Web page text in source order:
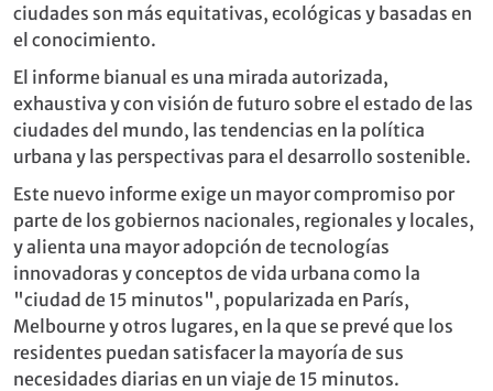
ciudades son más equitativas, ecológicas y basadas en
el conocimiento.
El informe bianual es una mirada autorizada,
exhaustiva y con visión de futuro sobre el estado de las
ciudades del mundo, las tendencias en la política
urbana y las perspectivas para el desarrollo sostenible.
Este nuevo informe exige un mayor compromiso por
parte de los gobiernos nacionales, regionales y locales,
y alienta una mayor adopción de tecnologías
innovadoras y conceptos de vida urbana como la
"ciudad de 15 minutos", popularizada en París,
Melbourne y otros lugares, en la que se prevé que los
residentes puedan satisfacer la mayoría de sus
necesidades diarias en un viaje de 15 minutos.